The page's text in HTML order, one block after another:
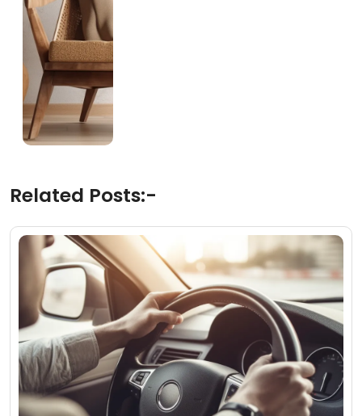
Related Posts:-